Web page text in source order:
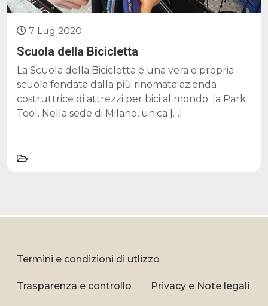
7 Lug 2020
Scuola della Bicicletta
La Scuola della Bicicletta è una vera e propria
scuola fondata dalla più rinomata azienda
costruttrice di attrezzi per bici al mondo: la Park
Tool. Nella sede di Milano, unica […]
Termini e condizioni di utlizzo
Trasparenza e controllo Privacy e Note legali